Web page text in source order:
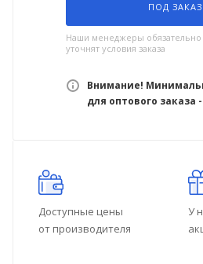
ПОД ЗАКАЗ
Наши менеджеры обязательно
уточнят условия заказа
Внимание!
для оптового заказа -
Доступные цены
от производителя
У